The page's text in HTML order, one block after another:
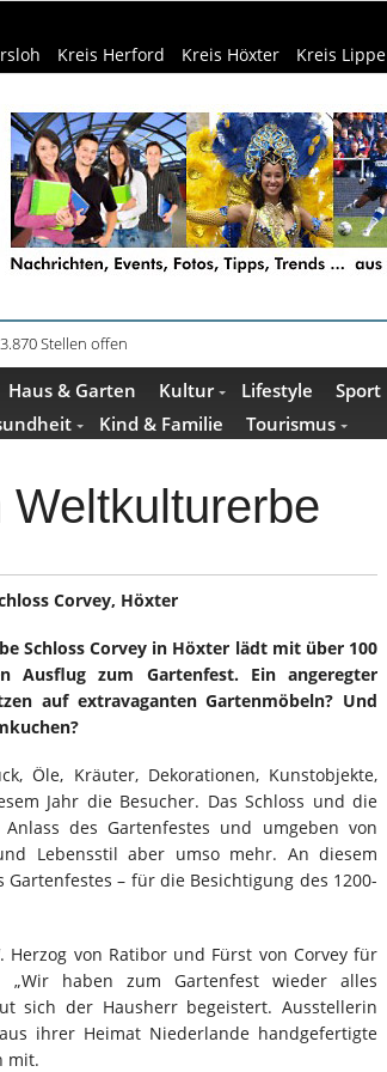
Kreis Herford Kreis Höxter Kreis Lippe
Ressourcen
Haus & Garten Kultur Lifestyle Sport
Kind & Familie Tourismus
Corvey, Höxter
Schloss Corvey in Höxter lädt mit über 100
Ausflug zum Gartenfest. Ein angeregter
auf extravaganten Gartenmöbeln? Und
Öle, Kräuter, Dekorationen, Kunstobjekte,
Jahr die Besucher. Das Schloss und die
des Gartenfestes und umgeben von
Lebensstil aber umso mehr. An diesem
– für die Besichtigung des 1200-
von Ratibor und Fürst von Corvey für
„Wir haben zum Gartenfest wieder alles
sich der Hausherr begeistert. Ausstellerin
ihrer Heimat Niederlande handgefertigte
mit.